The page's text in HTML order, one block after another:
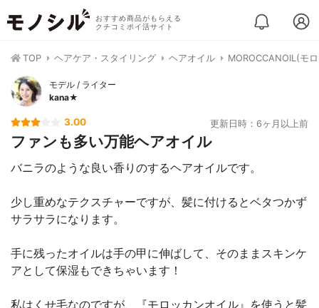
おすすめ商品がもらえる
クチコミポイ活サイト
TOP ヘアケア・スタイリング ヘアオイル MOROCCANOIL(モ
モデル / ライター
kana★
3.00 更新日時：6ヶ月以上前
ファンも多い万能ヘアオイル
バニラのような良い香りのするヘアオイルです。
少し重めなテクスチャーですが、髪に付けるとベタつかず
サラサラになります。
手に残ったオイルは手の甲に伸ばして、そのままスキンケ
アとして保湿もできちゃいます！
私はくせ毛なのですが、『モロッカンオイル』を使うと髪